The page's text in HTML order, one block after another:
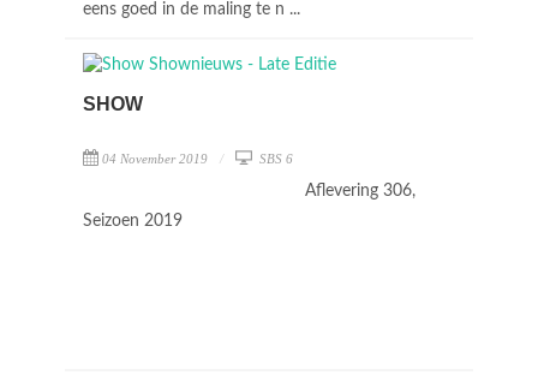
eens goed in de maling te n ...
SHOW
04 November 2019 SBS 6
Aflevering 306,
Seizoen 2019